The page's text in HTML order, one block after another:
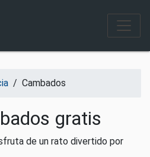
/ Cambados
gratis
de un rato divertido por